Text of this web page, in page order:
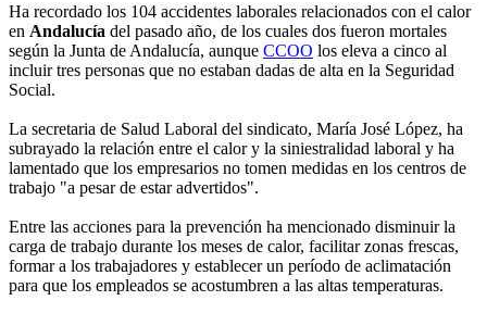
Ha recordado los 104 accidentes laborales relacionados con el calor
en Andalucía del pasado año, de los cuales dos fueron mortales
según la Junta de Andalucía, aunque CCOO los eleva a cinco al
incluir tres personas que no estaban dadas de alta en la Seguridad
Social.
La secretaria de Salud Laboral del sindicato, María José López, ha
subrayado la relación entre el calor y la siniestralidad laboral y ha
lamentado que los empresarios no tomen medidas en los centros de
trabajo "a pesar de estar advertidos".
Entre las acciones para la prevención ha mencionado disminuir la
carga de trabajo durante los meses de calor, facilitar zonas frescas,
formar a los trabajadores y establecer un período de aclimatación
para que los empleados se acostumbren a las altas temperaturas.